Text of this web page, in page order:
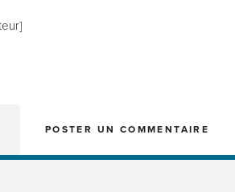
POSTER UN COMMENTAIRE